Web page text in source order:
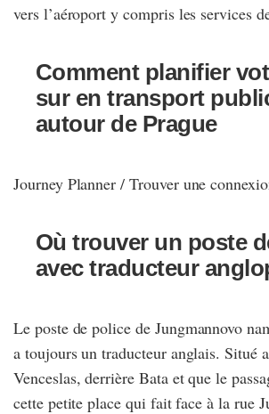
vers l’aéroport y compris les services
Comment planifier
sur en transport
autour de Prague
Journey Planner / Trouver une
Où trouver un poste
avec traducteur
Le poste de police de Jungmannovo
a toujours un traducteur anglais. Situé
Venceslas, derrière Bata et que le
cette petite place qui fait face à la rue